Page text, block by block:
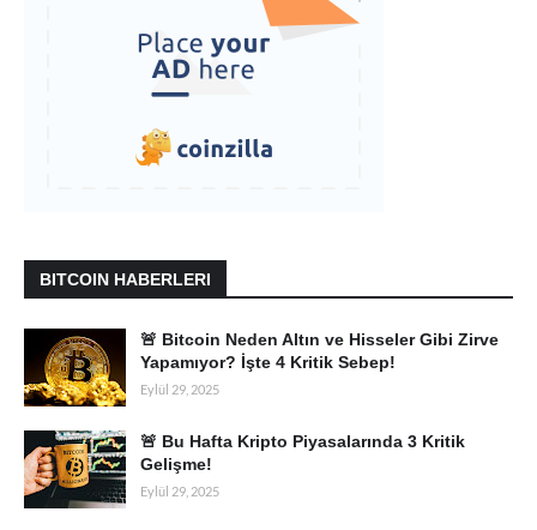
BITCOIN HABERLERI
🚨 Bitcoin Neden Altın ve Hisseler Gibi Zirve
Yapamıyor? İşte 4 Kritik Sebep!
Eylül 29, 2025
🚨 Bu Hafta Kripto Piyasalarında 3 Kritik
Gelişme!
Eylül 29, 2025